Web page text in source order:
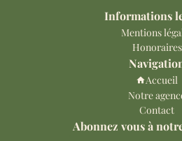
Informations
Mentions
Honoraires
Accueil
Notre
Contact
Abonnez vous à